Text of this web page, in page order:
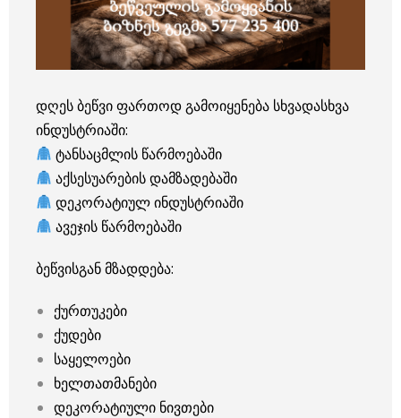
დღეს ბეწვი ფართოდ გამოიყენება სხვადასხვა
ინდუსტრიაში:
ტანსაცმლის წარმოებაში
აქსესუარების დამზადებაში
დეკორატიულ ინდუსტრიაში
ავეჯის წარმოებაში
ბეწვისგან მზადდება:
ქურთუკები
ქუდები
საყელოები
ხელთათმანები
დეკორატიული ნივთები